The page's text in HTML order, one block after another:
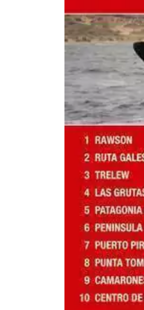
LIBROS
Dedios
Encuadernación:Tapa Blanda
Español
9789879445860